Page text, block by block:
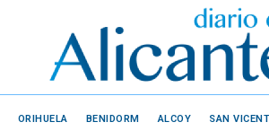
ORIHUELA BENIDORM ALCOY SAN